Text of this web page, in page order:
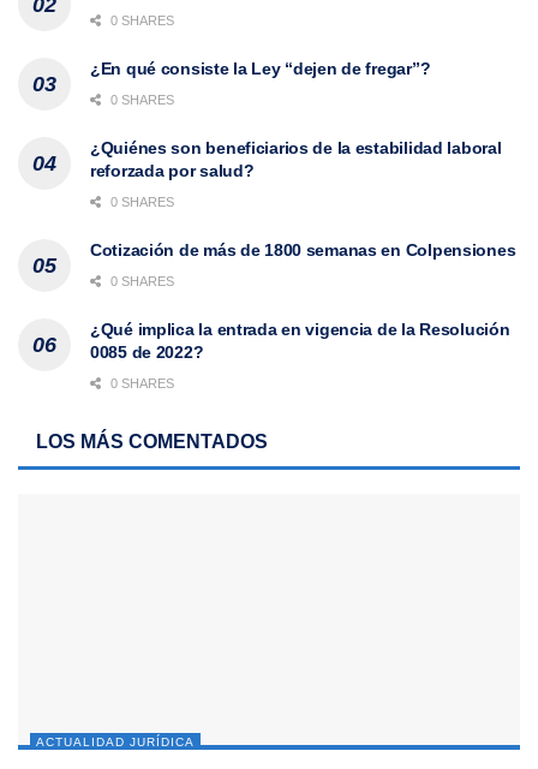
0 SHARES
¿En qué consiste la Ley “dejen de fregar”?
0 SHARES
¿Quiénes son beneficiarios de la estabilidad laboral
reforzada por salud?
0 SHARES
Cotización de más de 1800 semanas en Colpensiones
0 SHARES
¿Qué implica la entrada en vigencia de la Resolución
0085 de 2022?
0 SHARES
LOS MÁS COMENTADOS
ACTUALIDAD JURÍDICA